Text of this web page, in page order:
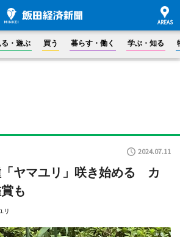
る・遊ぶ 買う 暮らす・働く 学ぶ・知る
2024.07.11
ヤマユリ」咲き始める カ
も
リ